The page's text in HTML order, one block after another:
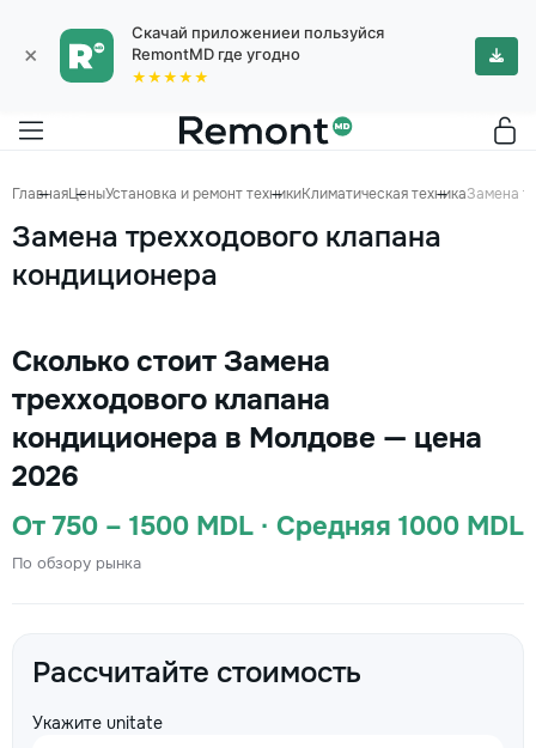
×
Скачай приложениеи пользуйся
RemontMD где угодно
★★★★★
ГлавнаяЦеныУстановка и ремонт техникиКлиматическая техникаЗамена
Замена трехходового клапана
кондиционера
Сколько стоит Замена
трехходового клапана
кондиционера в Молдове — цена
2026
От 750 – 1500 MDL · Средняя 1000 MDL
По обзору рынка
Рассчитайте стоимость
Укажите unitate